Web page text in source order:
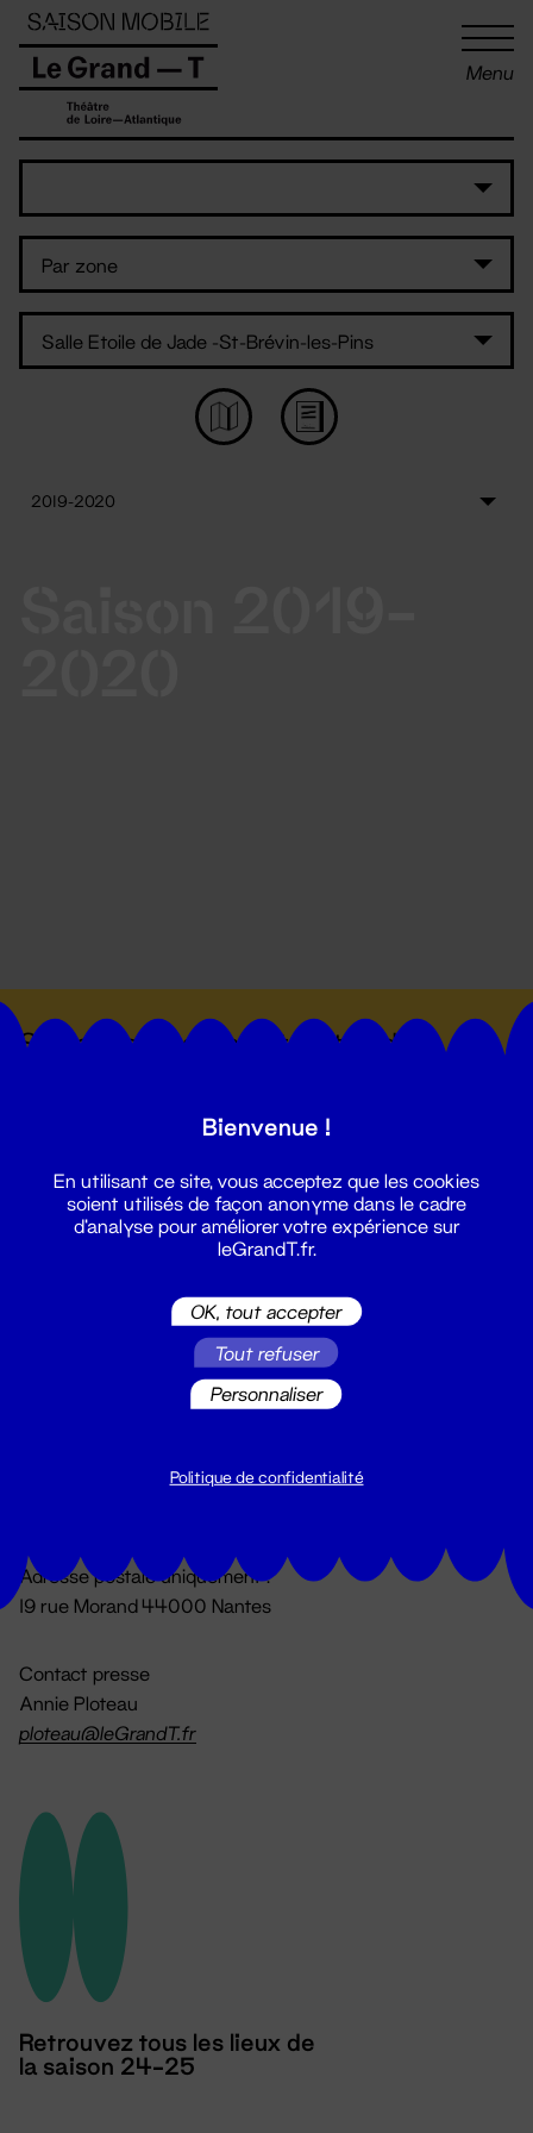
Menu
Suivez toutes les actualités du
Du lundi au vendredi 14h → 18h
Adresse postale uniquement :
19 rue Morand 44000 Nantes
Contact presse
Annie Ploteau
ploteau@leGrandT.fr
Retrouvez tous les lieux de
la saison 24-25
Panneau de gestion des cookies
Bienvenue !
En utilisant ce site, vous acceptez que les cookies
soient utilisés de façon anonyme dans le cadre
d'analyse pour améliorer votre expérience sur
leGrandT.fr.
OK, tout accepter
Tout refuser
Personnaliser
Politique de confidentialité